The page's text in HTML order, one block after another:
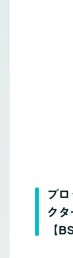
ブ
ク
【